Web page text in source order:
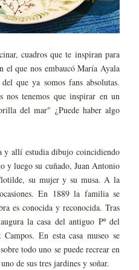
cuadros que te inspiran para
el que nos embaucó María Ayala
que ya somos fans absolutas.
nos tenemos que inspirar en un
del mar" ¿Puede haber algo
y allí estudia dibujo coincidiendo
y luego su cuñado, Juan Antonio
su mujer y su musa. A la
En 1889 la familia se
es conocida y reconocida. Tras
la casa del antiguo Pº del
En esta casa museo se
todo uno se puede recrear en
de sus tres jardines y soñar.